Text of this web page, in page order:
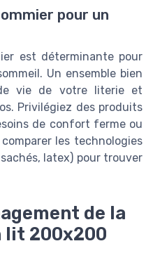
pour un
est déterminante pour
Un ensemble bien
vie de votre literie et
Privilégiez des produits
de confort ferme ou
les technologies
latex) pour trouver
de la
lit 200x200